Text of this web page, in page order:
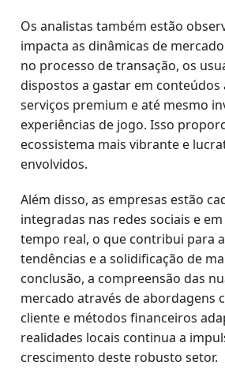
Os analistas também estão
impacta as dinâmicas de
no processo de transação, os
dispostos a gastar em conteúdos
serviços premium e até mesmo
experiências de jogo. Isso
ecossistema mais vibrante e
envolvidos.
Além disso, as empresas estão
integradas nas redes sociais e
tempo real, o que contribui para
tendências e a solidificação de
conclusão, a compreensão das
mercado através de abordagens
cliente e métodos financeiros
realidades locais continua a
crescimento deste robusto setor.